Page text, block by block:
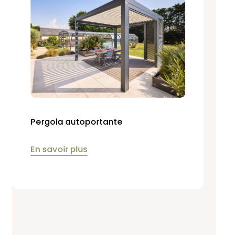
Pergola autoportante
En savoir plus